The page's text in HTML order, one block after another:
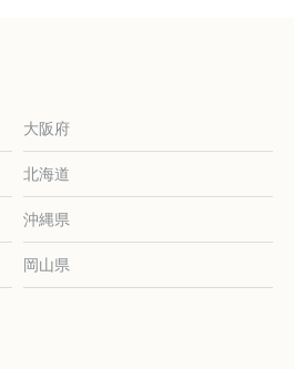
大阪府
北海道
沖縄県
岡山県